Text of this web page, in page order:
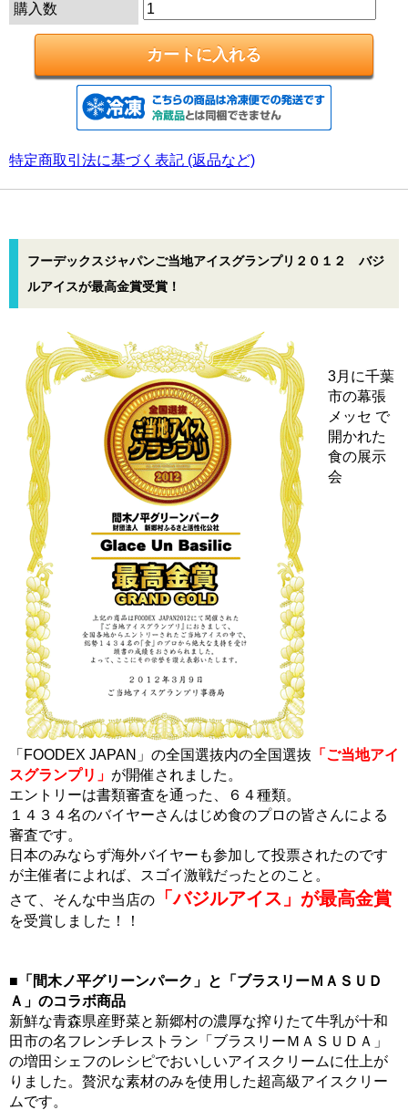
購入数
特定商取引法に基づく表記 (返品など)
フーデックスジャパンご当地アイスグランプリ２０１２ バジ
ルアイスが最高金賞受賞！
3月に千葉
市の幕張
メッセ で
開かれた
食の展示
会
「FOODEX JAPAN」の全国選抜内の全国選抜 「ご当地アイ
スグランプリ」 が開催されました。
エントリーは書類審査を通った、６４種類。
１４３４名のバイヤーさんはじめ食のプロの皆さんによる
審査です。
日本のみならず海外バイヤーも参加して投票されたのです
が主催者によれば、スゴイ激戦だったとのこと。
さて、そんな中当店の
「バジルアイス」が最高金賞
を受賞しました！！
■「間木ノ平グリーンパーク」と「ブラスリーＭＡＳＵＤ
Ａ」のコラボ商品
新鮮な青森県産野菜と新郷村の濃厚な搾りたて牛乳が十和
田市の名フレンチレストラン「ブラスリーＭＡＳＵＤＡ」
の増田シェフのレシピでおいしいアイスクリームに仕上が
りました。贅沢な素材のみを使用した超高級アイスクリー
ムです。